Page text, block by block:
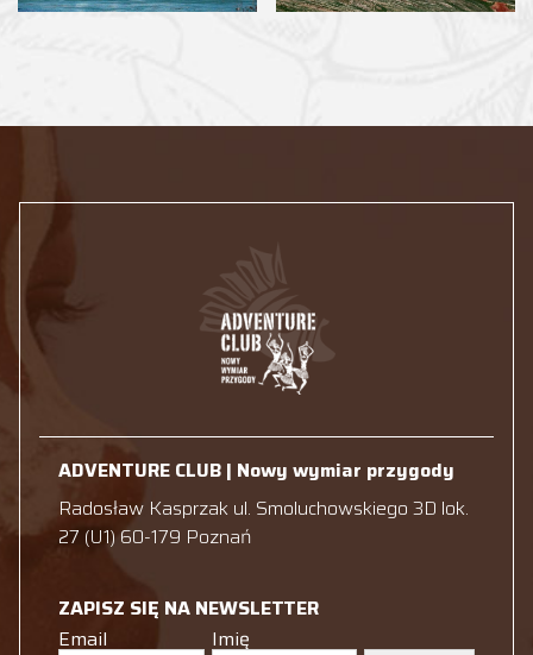
ADVENTURE CLUB | Nowy wymiar przygody
Radosław Kasprzak ul. Smoluchowskiego 3D lok.
27 (U1) 60-179 Poznań
ZAPISZ SIĘ NA NEWSLETTER
Email
Imię